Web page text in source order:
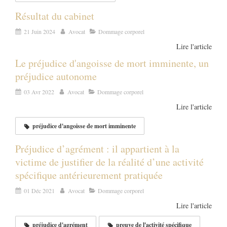
Résultat du cabinet
21 Juin 2024 Avocat Dommage corporel
Lire l'article
Le préjudice d'angoisse de mort imminente, un
préjudice autonome
03 Avr 2022 Avocat Dommage corporel
Lire l'article
préjudice d'angoisse de mort imminente
Préjudice d’agrément : il appartient à la
victime de justifier de la réalité d’une activité
spécifique antérieurement pratiquée
01 Déc 2021 Avocat Dommage corporel
Lire l'article
préjudice d'agrément preuve de l'activité spécifique